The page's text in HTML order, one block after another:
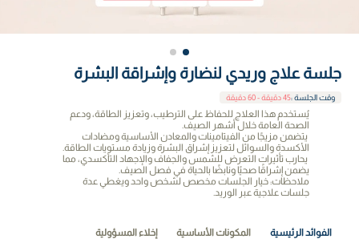
جلسة علاج وريدي لنضارة وإشراقة البشرة
وقت الجلسة:45 دقيقة - 60 دقيقة
يُستخدم هذا العلاج للحفاظ على الترطيب، وتعزيز الطاقة، ودعم
الصحة العامة خلال أشهر الصيف.
يتضمن مزيجًا من الفيتامينات والمعادن الأساسية ومضادات
الأكسدة والسوائل لتعزيز إشراق البشرة وزيادة مستويات الطاقة.
يحارب تأثيرات التعرض للشمس والجفاف والإجهاد التأكسدي، مما
يضمن إشراقًا صحيًا ونابضًا بالحياة في فصل الصيف.
ملاحظات: خيار الجلسات مخصص لشخص واحد ويغطي عدة
جلسات علاجية عبر الوريد.
الفوائد الرئيسية المكونات الأساسية إخلاء المسؤولية